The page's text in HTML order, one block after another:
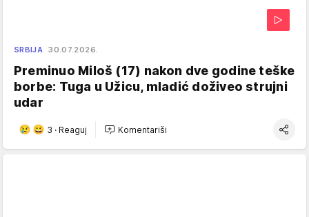
SRBIJA 30.07.2026.
Preminuo Miloš (17) nakon dve godine teške
borbe: Tuga u Užicu, mladić doživeo strujni
udar
3 · Reaguj Komentariši